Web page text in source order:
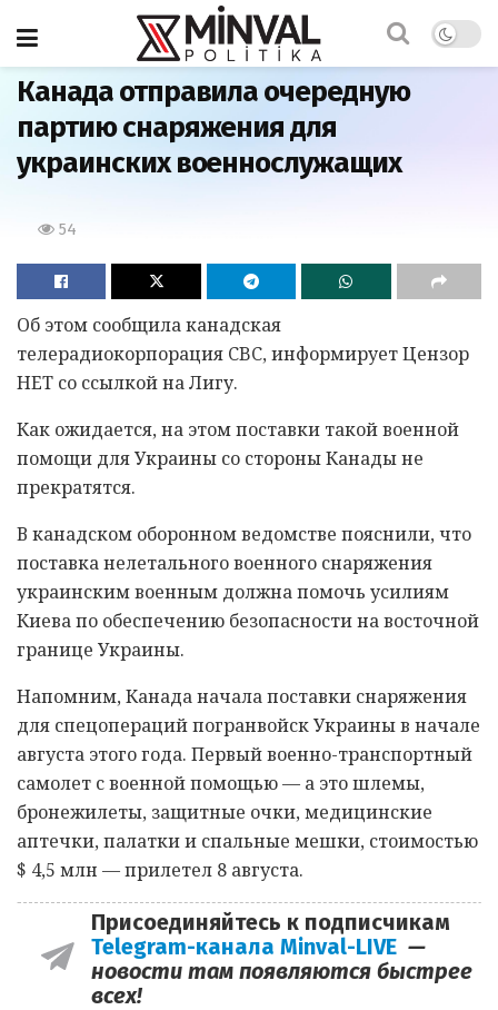
Главная
Канада отправила очередную
партию снаряжения для
украинских военнослужащих
54
Об этом сообщила канадская
телерадиокорпорация CBC, информирует Цензор
НЕТ со ссылкой на Лигу.
Как ожидается, на этом поставки такой военной
помощи для Украины со стороны Канады не
прекратятся.
В канадском оборонном ведомстве пояснили, что
поставка нелетального военного снаряжения
украинским военным должна помочь усилиям
Киева по обеспечению безопасности на восточной
границе Украины.
Напомним, Канада начала поставки снаряжения
для спецопераций погранвойск Украины в начале
августа этого года. Первый военно-транспортный
самолет с военной помощью — а это шлемы,
бронежилеты, защитные очки, медицинские
аптечки, палатки и спальные мешки, стоимостью
$ 4,5 млн — прилетел 8 августа.
Присоединяйтесь к подписчикам
Telegram-канала Minval-LIVE —
новости там появляются быстрее
всех!